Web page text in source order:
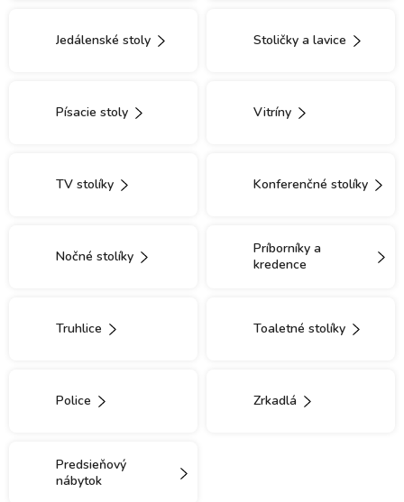
Jedálenské stoly Stoličky a lavice
Písacie stoly Vitríny
TV stolíky Konferenčné stolíky
Nočné stolíky
Príborníky a
kredence
Truhlice Toaletné stolíky
Police Zrkadlá
Predsieňový
nábytok